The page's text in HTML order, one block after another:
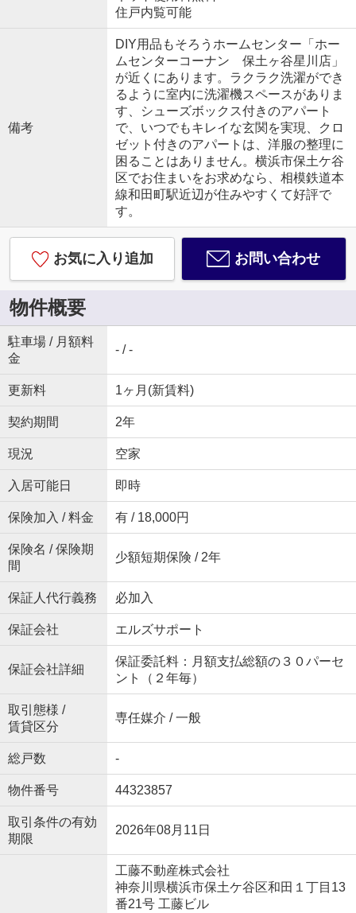
住戸内覧可能
備考
DIY用品もそろうホームセンター「ホー
ムセンターコーナン 保土ヶ谷星川店」
が近くにあります。ラクラク洗濯ができ
るように室内に洗濯機スペースがありま
す、シューズボックス付きのアパート
で、いつでもキレイな玄関を実現、クロ
ゼット付きのアパートは、洋服の整理に
困ることはありません。横浜市保土ケ谷
区でお住まいをお求めなら、相模鉄道本
線和田町駅近辺が住みやすくて好評で
す。
お気に入り追加 お問い合わせ
物件概要
駐車場 / 月額料
金
- / -
更新料 1ヶ月(新賃料)
契約期間 2年
現況 空家
入居可能日 即時
保険加入 / 料金 有 / 18,000円
保険名 / 保険期
間
少額短期保険 / 2年
保証人代行義務 必加入
保証会社 エルズサポート
保証会社詳細
保証委託料：月額支払総額の３０パーセ
ント（２年毎）
取引態様 /
賃貸区分
専任媒介 / 一般
総戸数 -
物件番号 44323857
取引条件の有効
期限
2026年08月11日
工藤不動産株式会社
神奈川県横浜市保土ケ谷区和田１丁目13
番21号 工藤ビル